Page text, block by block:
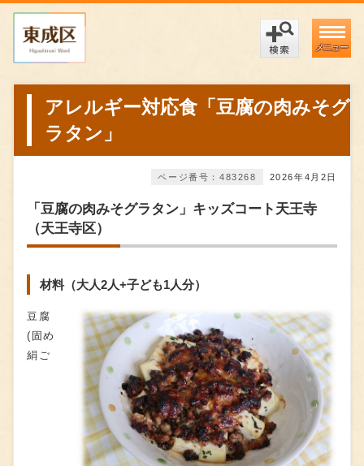
メニュー
アレルギー対応食「豆腐の肉みそグ
ラタン」
2026年4月2日
ページ番号：483268
「豆腐の肉みそグラタン」キッズコート天王寺
（天王寺区）
材料（大人2人+子ども1人分）
豆腐
(固め
絹ご